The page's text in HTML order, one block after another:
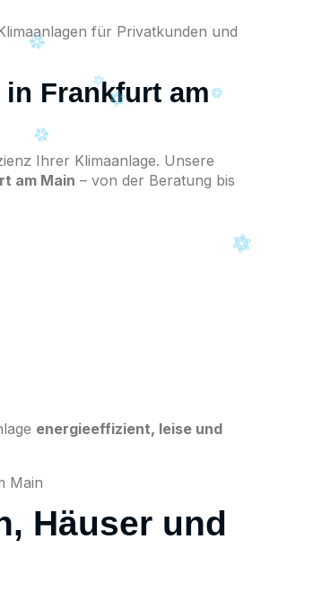
für Privatkunden und
Frankfurt am
Ihrer Klimaanlage. Unsere
am Main – von der Beratung bis
energieeffizient, leise und
Häuser und